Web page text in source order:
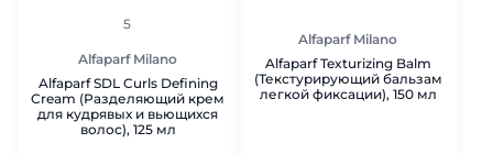
рейтинг
5
Alfaparf Milano
Alfaparf SDL Curls Defining
Cream (Разделяющий крем
для кудрявых и вьющихся
волос), 125 мл
Alfaparf Milano
Alfaparf Texturizing Balm
(Текстурирующий бальзам
легкой фиксации), 150 мл